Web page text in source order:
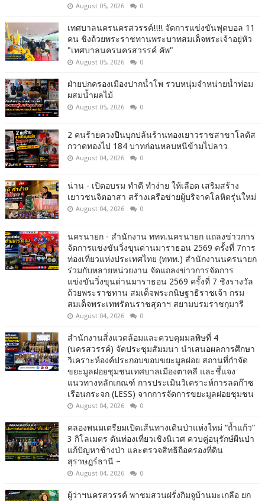
August 05, 2026 0
เทศบาลนครนครสวรรค์!!!! จัดการแข่งขันฟุตบอล 11
คน ชิงถ้วยพระราชทานพระบาทสมเด็จพระเจ้าอยู่หัว
"เทศบาลนครนครสวรรค์ คัพ"
August 05, 2026 0
ฝ่ายปกครองเมืองปากน้ำโพ รวบหนุ่มจำหน่ายน้ำท่อม
ผสมน้ำผลไม้
August 05, 2026 0
2 คนร้ายควงปืนบุกปล้นร้านทองเยาวราชสาขาโลตัส
กวาดทองไป 184 บาทก่อนหลบหนีข้ามไปลาว
August 04, 2026 0
น่าน - เปิดอบรม ทำดี ทำง่าย ให้เลือด เสริมสร้าง
เยาวชนจิตอาสา สร้างเครือข่ายผู้บริจาคโลหิตรุ่นใหม่
August 04, 2026 0
นครนายก - สำนักงาน ททท.นครนายก แถลงข่าวการ
จัดการแข่งขันวิ่งขุนด่านมาราธอน 2569 ครั้งที่ 7การ
ท่องเที่ยวแห่งประเทศไทย (ททท.) สำนักงานนครนายก
ร่วมกับหลายหน่วยงาน จัดแถลงข่าวการจัดการ
แข่งขันวิ่งขุนด่านมาราธอน 2569 ครั้งที่ 7 ชิงรางวัล
ถ้วยพระราชทาน สมเด็จพระกนิษฐาธิราชเจ้า กรม
สมเด็จพระเทพรัตนราชสุดาฯ สยามบรมราชกุมารี
August 04, 2026 0
สำนักงานสิ่งแวดล้อมและควบคุมมลพิษที่ 4
(นครสวรรค์) จัดประชุมสัมมนา นำเสนอผลการศึกษา
วิเคราะห์องค์ประกอบขอบขยะมูลฝอย สถานที่กำจัด
ขยะมูลฝอยชุมชนเทศบาลเมืองตาคลี และชี้แจง
แนวทางหลักเกณฑ์ การประเมินวิเคราะห์การลดก๊าซ
เรือนกระจก (LESS) จากการจัดการขยะมูลฝอยชุมชน
August 04, 2026 0
คลองพนมเตรียมเปิดเส้นทางเดินป่าแห่งใหม่ “ถ้ำแก้ว”
3 กิโลเมตร ดันท่องเที่ยวเชิงนิเวศ ควบคู่อนุรักษ์ผืนป่า
แก้ปัญหาช้างป่า และตรวจสิทธิถือครองที่ดิน
สุราษฎร์ธานี –
August 04, 2026 0
ผู้ว่าฯนครสวรรค์ พาชมสวนฝรั่งกิมจูบ้านมะเกลือ ยก